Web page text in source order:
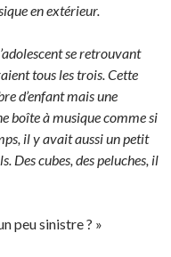
en extérieur.
se retrouvant
tous les trois. Cette
d’enfant mais une
boîte à musique comme si
il y avait aussi un petit
Des cubes, des peluches, il
peu sinistre ? »